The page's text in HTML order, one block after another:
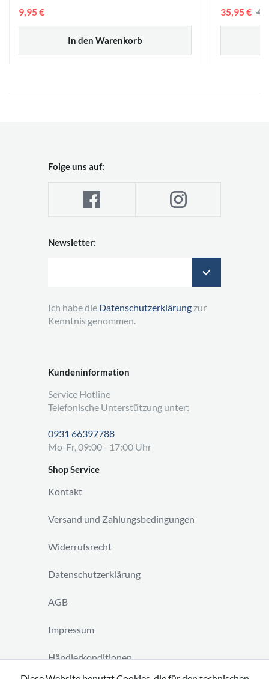
In den Warenkorb
9,95 € 35,95 €
Kundeninformation
Service Hotline
Telefonische Unterstützung unter:
0931 66397788
Mo-Fr, 09:00 - 17:00 Uhr
Shop Service
Kontakt
Versand und Zahlungsbedingungen
Widerrufsrecht
Datenschutzerklärung
AGB
Impressum
Händlerkonditionen
Folge uns auf:
Newsletter:
Ich habe die Datenschutzerklärung zur
Kenntnis genommen.